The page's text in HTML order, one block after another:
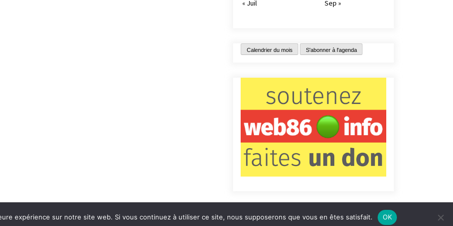
« Juil
Sep »
Calendrier du mois S'abonner à l'agenda
Contact Qui sommes-nous ? Informations légales
expérience sur notre site web. Si vous continuez à utiliser ce site, nous supposerons que vous en êtes satisfait. OK